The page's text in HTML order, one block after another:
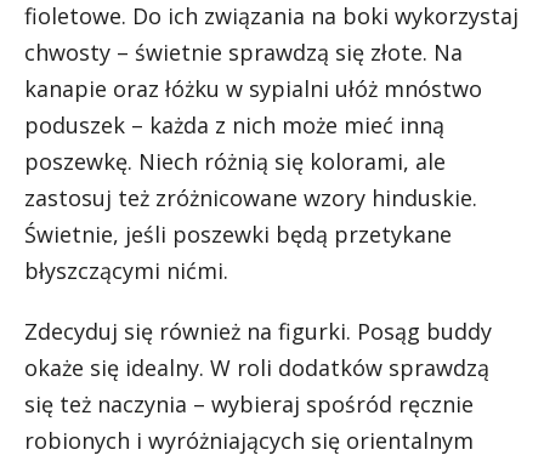
fioletowe. Do ich związania na boki wykorzystaj
chwosty – świetnie sprawdzą się złote. Na
kanapie oraz łóżku w sypialni ułóż mnóstwo
poduszek – każda z nich może mieć inną
poszewkę. Niech różnią się kolorami, ale
zastosuj też zróżnicowane wzory hinduskie.
Świetnie, jeśli poszewki będą przetykane
błyszczącymi nićmi.
Zdecyduj się również na figurki. Posąg buddy
okaże się idealny. W roli dodatków sprawdzą
się też naczynia – wybieraj spośród ręcznie
robionych i wyróżniających się orientalnym